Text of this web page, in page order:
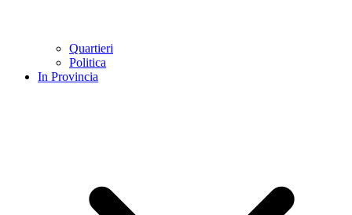
Quartieri
Politica
In Provincia